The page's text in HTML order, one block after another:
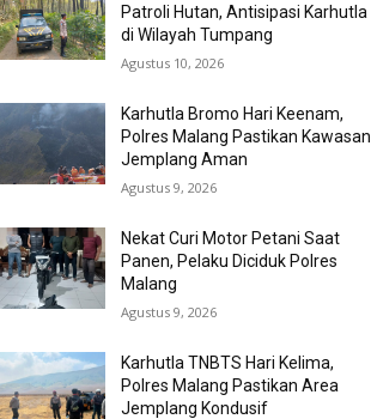
Patroli Hutan, Antisipasi Karhutla
di Wilayah Tumpang
Agustus 10, 2026
Karhutla Bromo Hari Keenam,
Polres Malang Pastikan Kawasan
Jemplang Aman
Agustus 9, 2026
Nekat Curi Motor Petani Saat
Panen, Pelaku Diciduk Polres
Malang
Agustus 9, 2026
Karhutla TNBTS Hari Kelima,
Polres Malang Pastikan Area
Jemplang Kondusif